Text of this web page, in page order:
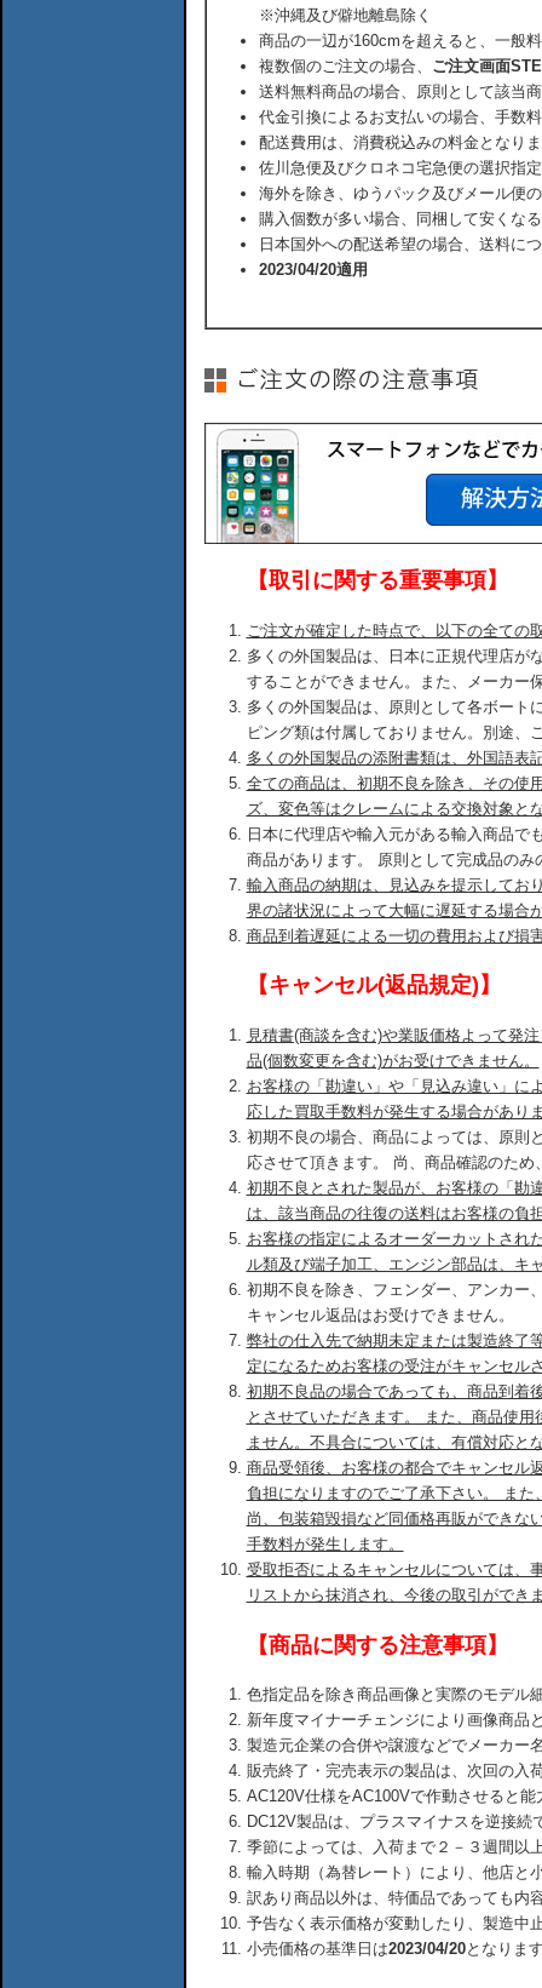
※沖縄及び僻地離島除く
商品の一辺が160cmを超えると、一般
複数個のご注文の場合、 ご注文画面
送料無料商品の場合、原則として該当
代金引換によるお支払いの場合、手数
配送費用は、消費税込みの料金となり
佐川急便及びクロネコ宅急便の選択指
海外を除き、ゆうパック及びメール便
購入個数が多い場合、同梱して安くな
日本国外への配送希望の場合、送料に
2023/04/20適用
【取引に関する重要事項】
ご注文が確定した時点で、以下の全ての
多くの外国製品は、日本に正規代理店が
することができません。また、メーカー
多くの外国製品は、原則として各ボート
ピング類は付属しておりません。別途、
多くの外国製品の添附書類は、外国語表
全ての商品は、初期不良を除き、その使
ズ、変色等はクレームによる交換対象と
日本に代理店や輸入元がある輸入商品で
商品があります。 原則として完成品のみ
輸入商品の納期は、見込みを提示してお
界の諸状況によって大幅に遅延する場合
商品到着遅延による一切の費用および損
【キャンセル(返品規定)】
見積書(商談を含む)や業販価格よって発
品(個数変更を含む)がお受けできません。
お客様の「勘違い」や「見込み違い」に
応した買取手数料が発生する場合があり
初期不良の場合、商品によっては、原則
応させて頂きます。 尚、商品確認のた
初期不良とされた製品が、お客様の「勘
は、該当商品の往復の送料はお客様の負
お客様の指定によるオーダーカットされ
ル類及び端子加工、エンジン部品は、キ
初期不良を除き、フェンダー、アンカー
キャンセル返品はお受けできません。
弊社の仕入先で納期未定または製造終了
定になるためお客様の受注がキャンセル
初期不良品の場合であっても、商品到着
とさせていただきます。 また、商品使
ません。不具合については、有償対応と
商品受領後、お客様の都合でキャンセル
負担になりますのでご了承下さい。 ま
尚、包装箱毀損など同価格再販ができな
手数料が発生します。
受取拒否によるキャンセルについては、
リストから抹消され、今後の取引ができ
【商品に関する注意事項】
色指定品を除き商品画像と実際のモデル
新年度マイナーチェンジにより画像商品
製造元企業の合併や譲渡などでメーカー
販売終了・完売表示の製品は、次回の入
AC120V仕様をAC100Vで作動させると
DC12V製品は、プラスマイナスを逆接
季節によっては、入荷まで２－３週間以
輸入時期（為替レート）により、他店と
訳あり商品以外は、特価品であっても内
予告なく表示価格が変動したり、製造中
小売価格の基準日は2023/04/20となりま